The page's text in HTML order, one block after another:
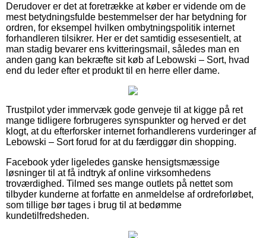
Derudover er det at foretrække at køber er vidende om de
mest betydningsfulde bestemmelser der har betydning for
ordren, for eksempel hvilken ombytningspolitik internet
forhandleren tilsikrer. Her er det samtidig essesentielt, at
man stadig bevarer ens kvitteringsmail, således man en
anden gang kan bekræfte sit køb af Lebowski – Sort, hvad
end du leder efter et produkt til en herre eller dame.
Trustpilot yder immervæk gode genveje til at kigge på ret
mange tidligere forbrugeres synspunkter og herved er det
klogt, at du efterforsker internet forhandlerens vurderinger af
Lebowski – Sort forud for at du færdiggør din shopping.
Facebook yder ligeledes ganske hensigtsmæssige
løsninger til at få indtryk af online virksomhedens
troværdighed. Tilmed ses mange outlets på nettet som
tilbyder kunderne at forfatte en anmeldelse af ordreforløbet,
som tillige bør tages i brug til at bedømme
kundetilfredsheden.